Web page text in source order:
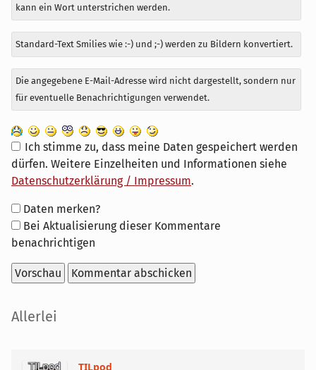
kann ein Wort unterstrichen werden.
Standard-Text Smilies wie :-) und ;-) werden zu Bildern konvertiert.
Die angegebene E-Mail-Adresse wird nicht dargestellt, sondern nur
für eventuelle Benachrichtigungen verwendet.
Ich stimme zu, dass meine Daten gespeichert werden
dürfen. Weitere Einzelheiten und Informationen siehe
Datenschutzerklärung / Impressum.
Formular-
Optionen
Daten merken?
Bei Aktualisierung dieser Kommentare
benachrichtigen
Seitenleiste
Allerlei